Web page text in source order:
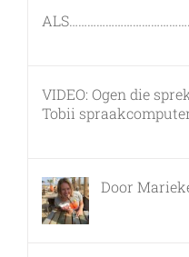
VIDEO: Ogen die
Tobii
Door